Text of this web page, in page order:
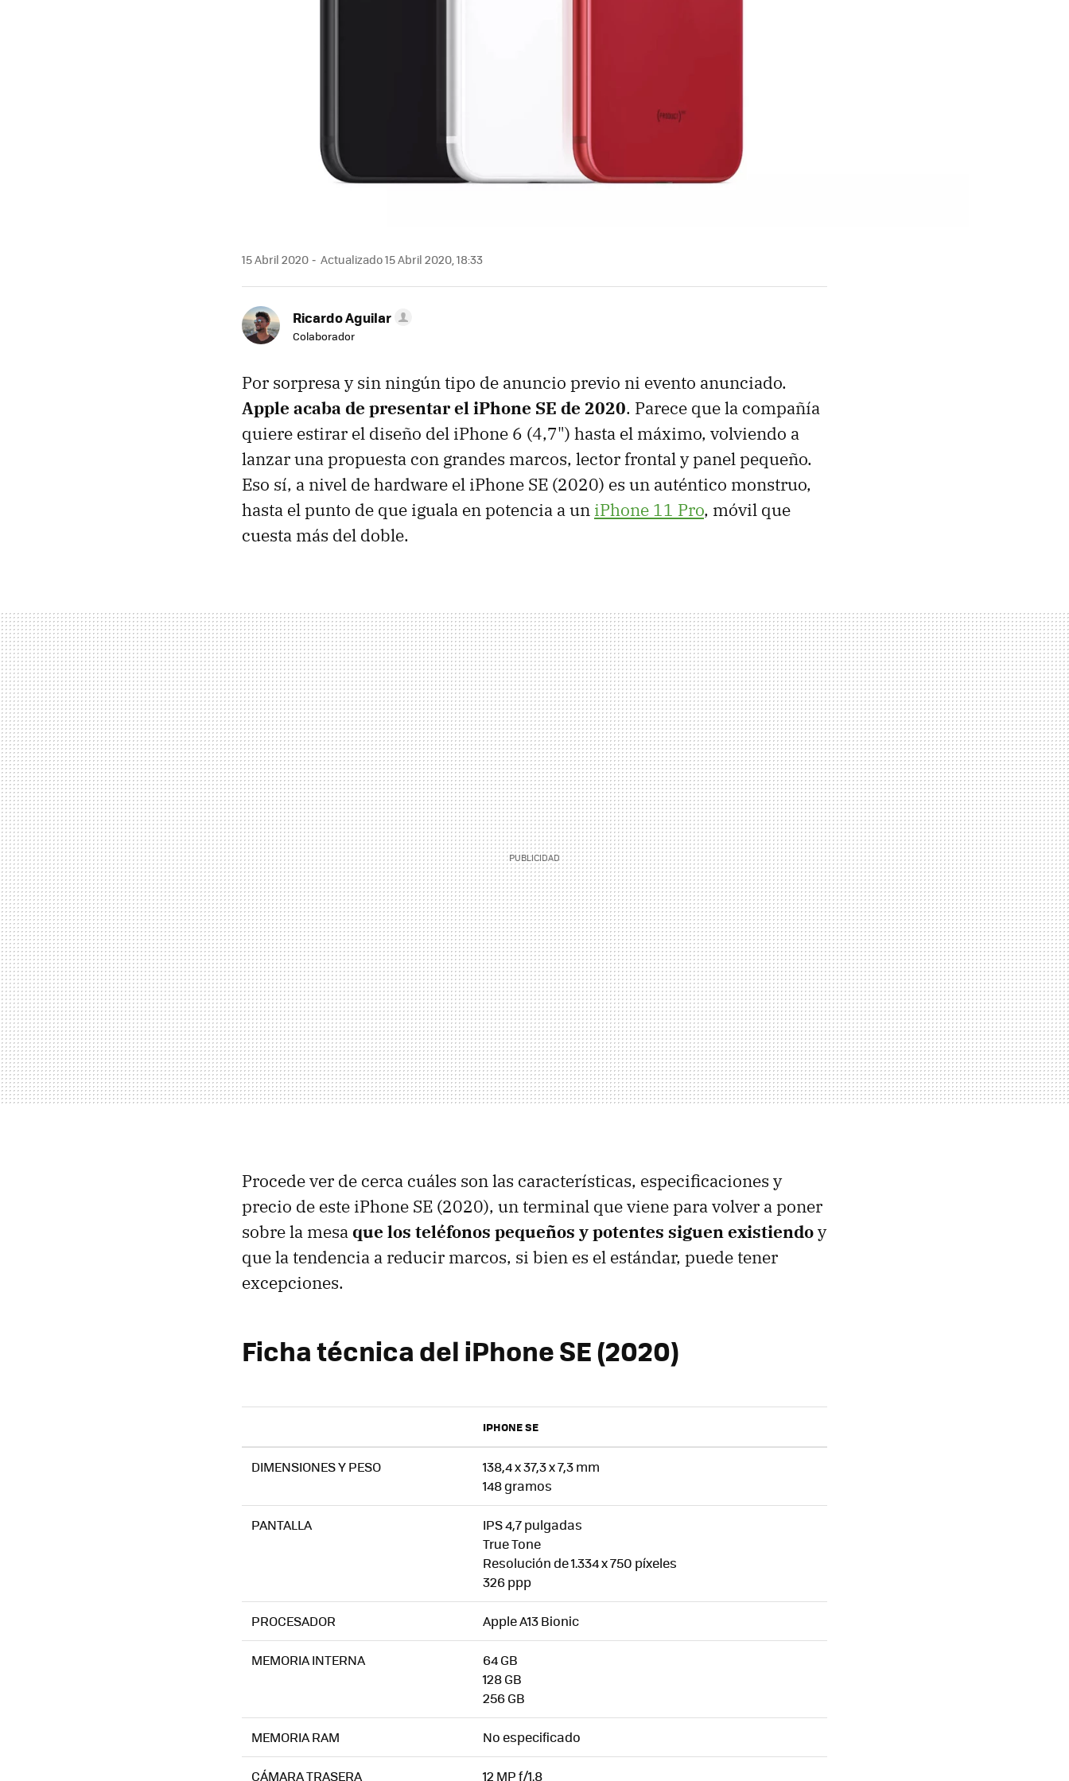
15 Abril 2020 Actualizado 15 Abril 2020, 18:33
Ricardo Aguilar
Colaborador
Por sorpresa y sin ningún tipo de anuncio previo ni evento anunciado.
Apple acaba de presentar el iPhone SE de 2020. Parece que la compañía
quiere estirar el diseño del iPhone 6 (4,7") hasta el máximo, volviendo a
lanzar una propuesta con grandes marcos, lector frontal y panel pequeño.
Eso sí, a nivel de hardware el iPhone SE (2020) es un auténtico monstruo,
hasta el punto de que iguala en potencia a un iPhone 11 Pro, móvil que
cuesta más del doble.
Procede ver de cerca cuáles son las características, especificaciones y
precio de este iPhone SE (2020), un terminal que viene para volver a poner
sobre la mesaque los teléfonos pequeños y potentes siguen existiendoy
que la tendencia a reducir marcos, si bien es el estándar, puede tener
excepciones.
Ficha técnica del iPhone SE (2020)
IPHONE SE
DIMENSIONES Y PESO
138,4 x 37,3 x 7,3 mm
148 gramos
PANTALLA
IPS 4,7 pulgadas
True Tone
Resolución de 1.334 x 750 píxeles
326 ppp
PROCESADOR Apple A13 Bionic
MEMORIA INTERNA
64 GB
128 GB
256 GB
MEMORIA RAM No especificado
CÁMARA TRASERA 12 MP f/1.8